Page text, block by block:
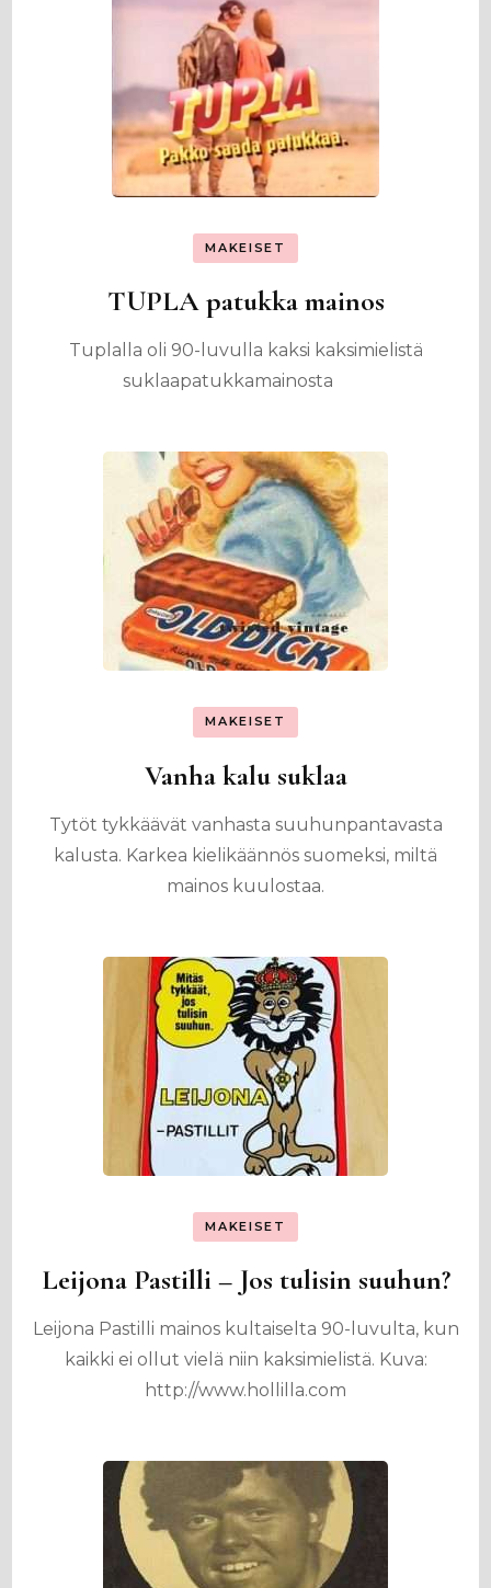
MAKEISET
TUPLA patukka mainos
Tuplalla oli 90-luvulla kaksi kaksimielistä
suklaapatukkamainosta
MAKEISET
Vanha kalu suklaa
Tytöt tykkäävät vanhasta suuhunpantavasta
kalusta. Karkea kielikäännös suomeksi, miltä
mainos kuulostaa.
MAKEISET
Leijona Pastilli – Jos tulisin suuhun?
Leijona Pastilli mainos kultaiselta 90-luvulta, kun
kaikki ei ollut vielä niin kaksimielistä. Kuva:
http://www.hollilla.com